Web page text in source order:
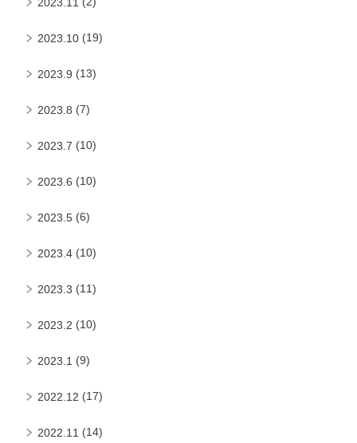
2023.10 (19)
2023.9 (13)
2023.8 (7)
2023.7 (10)
2023.6 (10)
2023.5 (6)
2023.4 (10)
2023.3 (11)
2023.2 (10)
2023.1 (9)
2022.12 (17)
2022.11 (14)